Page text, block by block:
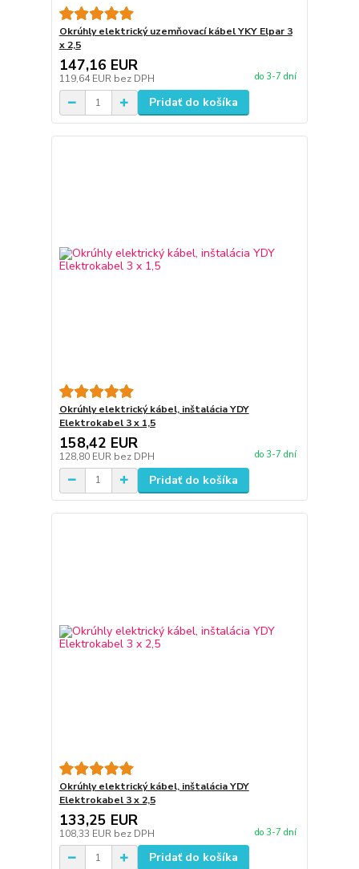
Okrúhly elektrický uzemňovací kábel YKY Elpar 3
x 2,5
147,16 EUR
119,64 EUR bez DPH do 3-7 dní
Pridať do košíka
Okrúhly elektrický kábel, inštalácia YDY
Elektrokabel 3 x 1,5
158,42 EUR
128,80 EUR bez DPH do 3-7 dní
Pridať do košíka
Okrúhly elektrický kábel, inštalácia YDY
Elektrokabel 3 x 2,5
133,25 EUR
108,33 EUR bez DPH do 3-7 dní
Pridať do košíka